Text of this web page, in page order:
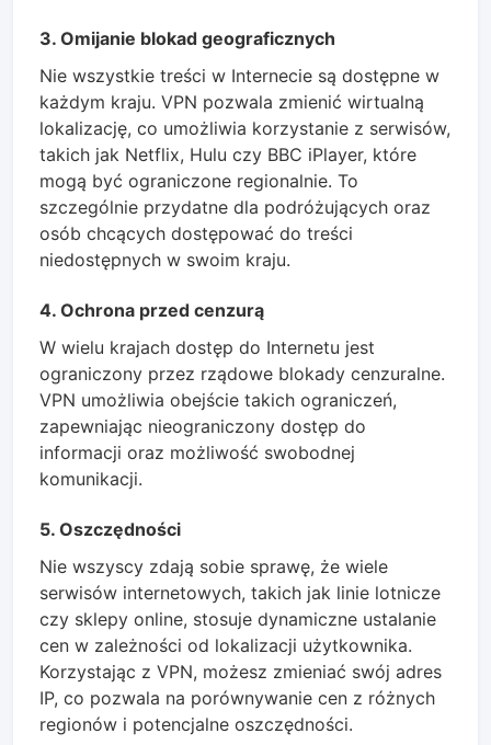
3. Omijanie blokad geograficznych
Nie wszystkie treści w Internecie są dostępne w
każdym kraju. VPN pozwala zmienić wirtualną
lokalizację, co umożliwia korzystanie z serwisów,
takich jak Netflix, Hulu czy BBC iPlayer, które
mogą być ograniczone regionalnie. To
szczególnie przydatne dla podróżujących oraz
osób chcących dostępować do treści
niedostępnych w swoim kraju.
4. Ochrona przed cenzurą
W wielu krajach dostęp do Internetu jest
ograniczony przez rządowe blokady cenzuralne.
VPN umożliwia obejście takich ograniczeń,
zapewniając nieograniczony dostęp do
informacji oraz możliwość swobodnej
komunikacji.
5. Oszczędności
Nie wszyscy zdają sobie sprawę, że wiele
serwisów internetowych, takich jak linie lotnicze
czy sklepy online, stosuje dynamiczne ustalanie
cen w zależności od lokalizacji użytkownika.
Korzystając z VPN, możesz zmieniać swój adres
IP, co pozwala na porównywanie cen z różnych
regionów i potencjalne oszczędności.